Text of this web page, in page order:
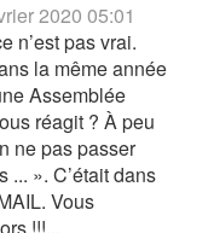
2020 05:01
n’est pas vrai.
la même année
Assemblée
réagit ? À peu
ne pas passer
... ». C’était dans
Vous